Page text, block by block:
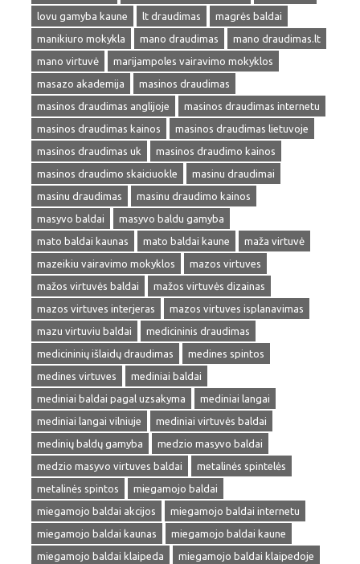
lovu gamyba kaune
lt draudimas
magrės baldai
manikiuro mokykla
mano draudimas
mano draudimas.lt
mano virtuvė
marijampoles vairavimo mokyklos
masazo akademija
masinos draudimas
masinos draudimas anglijoje
masinos draudimas internetu
masinos draudimas kainos
masinos draudimas lietuvoje
masinos draudimas uk
masinos draudimo kainos
masinos draudimo skaiciuokle
masinu draudimai
masinu draudimas
masinu draudimo kainos
masyvo baldai
masyvo baldu gamyba
mato baldai kaunas
mato baldai kaune
maža virtuvė
mazeikiu vairavimo mokyklos
mazos virtuves
mažos virtuvės baldai
mažos virtuvės dizainas
mazos virtuves interjeras
mazos virtuves isplanavimas
mazu virtuviu baldai
medicininis draudimas
medicininių išlaidų draudimas
medines spintos
medines virtuves
mediniai baldai
mediniai baldai pagal uzsakyma
mediniai langai
mediniai langai vilniuje
mediniai virtuvės baldai
medinių baldų gamyba
medzio masyvo baldai
medzio masyvo virtuves baldai
metalinės spintelės
metalinės spintos
miegamojo baldai
miegamojo baldai akcijos
miegamojo baldai internetu
miegamojo baldai kaunas
miegamojo baldai kaune
miegamojo baldai klaipeda
miegamojo baldai klaipedoje